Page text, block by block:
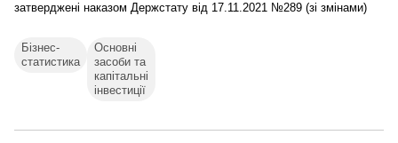
затверджені наказом Держстату від 17.11.2021 №289 (зі змінами)
Бізнес-
статистика
Основні
засоби та
капітальні
інвестиції